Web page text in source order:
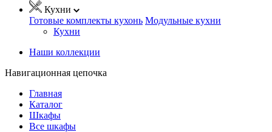
Кухни
Готовые комплекты кухонь Модульные кухни
Кухни
Наши коллекции
Навигационная цепочка
Главная
Каталог
Шкафы
Все шкафы